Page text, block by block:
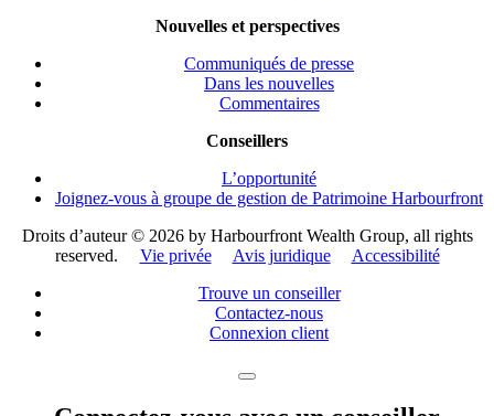
Nouvelles et perspectives
Communiqués de presse
Dans les nouvelles
Commentaires
Conseillers
L’opportunité
Joignez-vous à groupe de gestion de Patrimoine Harbourfront
Droits d’auteur © 2026 by Harbourfront Wealth Group, all rights
reserved. Vie privée Avis juridique
Accessibilité
Trouve un conseiller
Contactez-nous
Connexion client